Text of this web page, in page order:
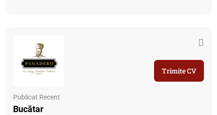
Publicat Recent
Bucătar
Trimite CV